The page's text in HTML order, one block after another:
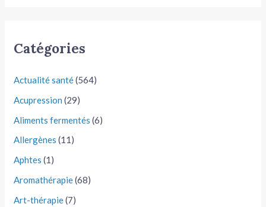
Catégories
Actualité santé(564)
Acupression (29)
Aliments fermentés (6)
Allergènes (11)
Aphtes (1)
Aromathérapie(68)
Art-thérapie(7)